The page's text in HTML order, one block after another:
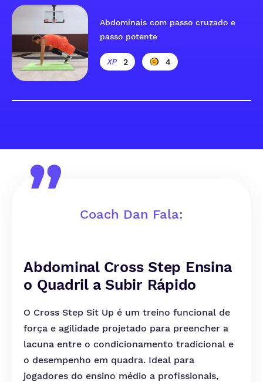
Abdominais com passo cruzado e
passo potente
2 4
Coach Dan Fala:
Abdominal Cross Step Ensina
o Quadril a Subir Rápido
O Cross Step Sit Up é um treino funcional de
força e agilidade projetado para preencher a
lacuna entre o condicionamento tradicional e
o desempenho em quadra. Ideal para
jogadores do ensino médio a profissionais,